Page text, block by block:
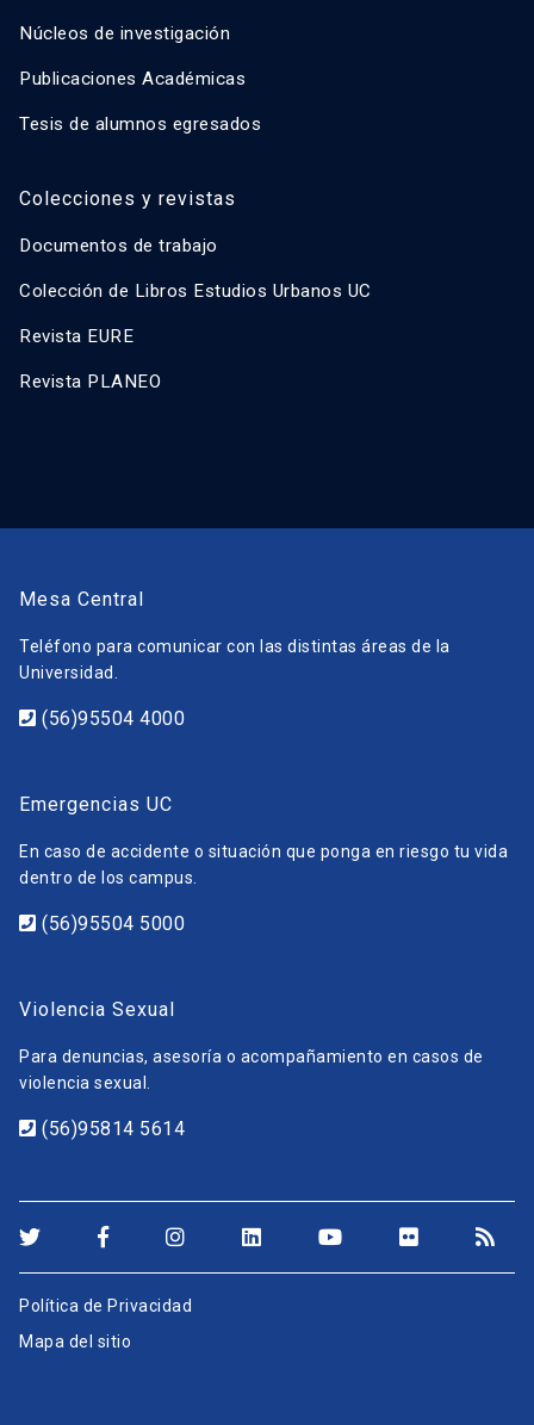
Núcleos de investigación
Publicaciones Académicas
Tesis de alumnos egresados
Colecciones y revistas
Documentos de trabajo
Colección de Libros Estudios Urbanos UC
Revista EURE
Revista PLANEO
Mesa Central
Teléfono para comunicar con las distintas áreas de la
Universidad.
(56)95504 4000
Emergencias UC
En caso de accidente o situación que ponga en riesgo tu vida
dentro de los campus.
(56)95504 5000
Violencia Sexual
Para denuncias, asesoría o acompañamiento en casos de
violencia sexual.
(56)95814 5614
Política de Privacidad
Mapa del sitio